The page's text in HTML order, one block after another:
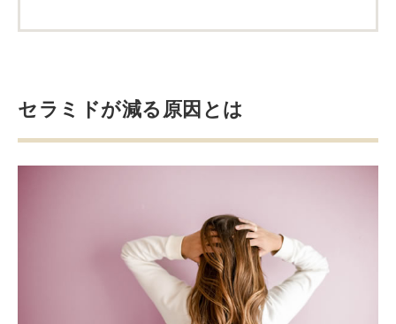
セラミドが減る原因とは